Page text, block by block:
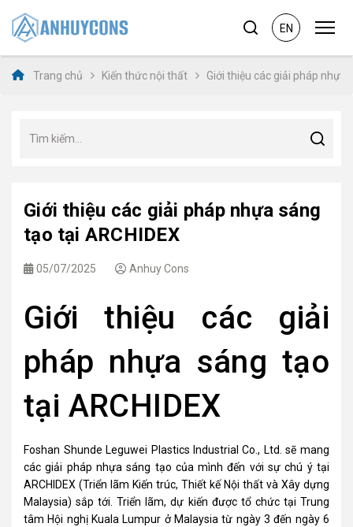
EN
Trang chủ Kiến thức nội thất Giới thiệu các giải pháp nhựa
Giới thiệu các giải pháp nhựa sáng
tạo tại ARCHIDEX
05/07/2025 Anhuy Cons
Giới thiệu các giải
pháp nhựa sáng tạo
tại ARCHIDEX
Foshan Shunde Leguwei Plastics Industrial Co., Ltd. sẽ mang
các giải pháp nhựa sáng tạo của mình đến với sự chú ý tại
ARCHIDEX (Triển lãm Kiến trúc, Thiết kế Nội thất và Xây dựng
Malaysia) sắp tới. Triển lãm, dự kiến được tổ chức tại Trung
tâm Hội nghị Kuala Lumpur ở Malaysia từ ngày 3 đến ngày 6